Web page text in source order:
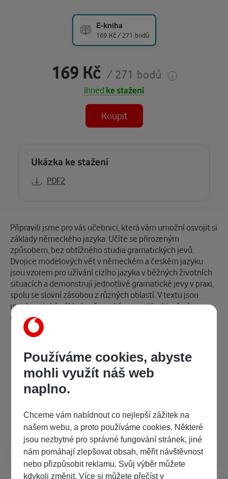
E-kniha
169 Kč / 271 bodů
169 Kč / 271 bodů
Ihned ke stažení
Koupit
Ukázka ke stažení
PDF2
Popis
Připravili jsme pro vás učebnici, která vám umožní osvojit si
základy německého jazyka. Učíte se přirozeným
způsobem, bez obtížného studia gramatických jevů.
Dvojice modelových vět v německém a českém jazyku
jsou vzorem pro užívání cizího jazyka v běžných životních
situacích a demonstrují jednotlivé gramatické jevy v praxi,
spolu se slovní zásobou z různých oblastí. V textu jsou
uvedeny také základy německé gramatiky, které vám
umožní lépe pochopit příklady.
Kategorie
E-knihy Cizí jazyky Naučná pro dospělé
Často kladené dotazy
Jak číst e-knihy?
Používáme cookies, abyste
mohli využít náš web
naplno.
Chceme vám nabídnout co nejlepší zážitek na
našem webu, a proto používáme cookies. Některé
jsou nezbytné pro správné fungování stránek, jiné
nám pomáhají zlepšovat obsah, měřit návštěvnost
nebo přizpůsobit reklamu. Svůj výběr můžete
kdykoli změnit. Více si můžete přečíst v